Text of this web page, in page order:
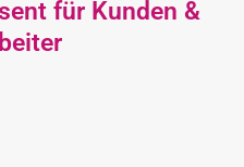
für Kunden &